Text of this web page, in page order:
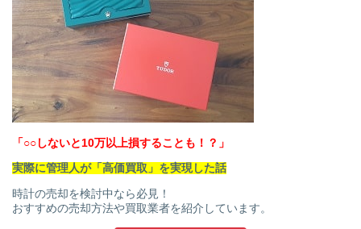
「○○しないと10万以上損することも！？」
実際に管理人が「高価買取」を実現した話
時計の売却を検討中なら必見！
おすすめの売却方法や買取業者を紹介しています。